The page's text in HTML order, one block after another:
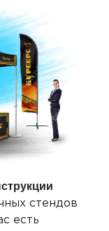
стендов
есть